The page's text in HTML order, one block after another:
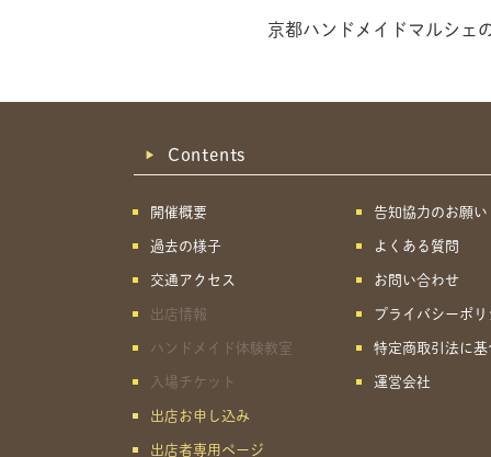
京都ハンドメイドマルシェ
Contents
開催概要
過去の様子
交通アクセス
出店情報
ハンドメイド体験教室
入場チケット
出店お申し込み
出店者専用ページ
告知協力のお願い
よくある質問
お問い合わせ
プライバシーポリ
特定商取引法に基
運営会社